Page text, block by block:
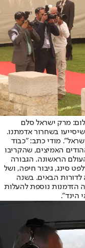
מרק ישראל סלם
בשחרור אדמתנו.
מודי כתב: "כבוד
האמיצים, שהקריבו
הראשונה. הגבורה
סינג, גיבור חיפה, ושל
הבאים. בשנה
נוספת להעלות
הינד".